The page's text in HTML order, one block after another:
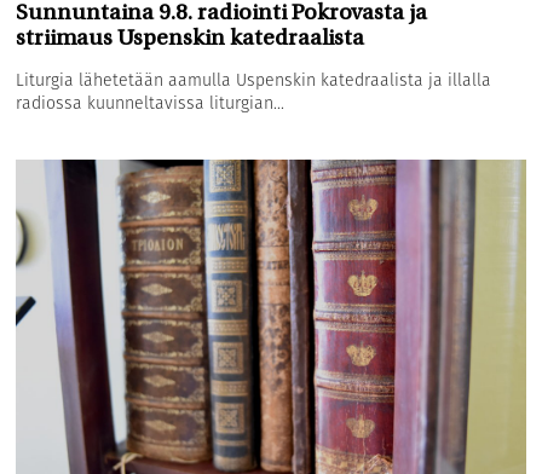
Sunnuntaina 9.8. radiointi Pokrovasta ja
striimaus Uspenskin katedraalista
Liturgia lähetetään aamulla Uspenskin katedraalista ja illalla
radiossa kuunneltavissa liturgian...